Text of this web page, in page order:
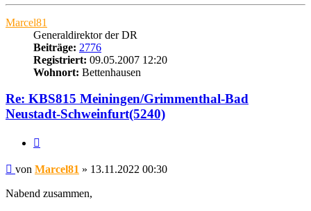
Marcel81
Generaldirektor der DR
Beiträge: 2776
Registriert: 09.05.2007 12:20
Wohnort: Bettenhausen
Re: KBS815 Meiningen/Grimmenthal-Bad
Neustadt-Schweinfurt(5240)
Beitrag
von Marcel81 » 13.11.2022 00:30
Nabend zusammen,